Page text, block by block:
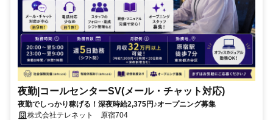
夜勤|コールセンターSV(メール・チャット対応)
夜勤でしっかり稼げる！深夜時給2,375円♪オープニング募集
株式会社テレネット 原宿704